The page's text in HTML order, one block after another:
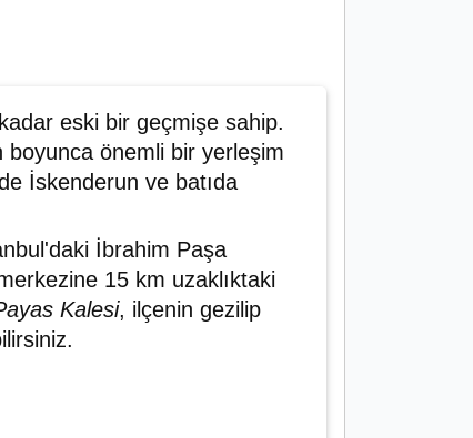
eski bir geçmişe sahip.
boyunca önemli bir yerleşim
İskenderun ve batıda
İbrahim Paşa
15 km uzaklıktaki
Kalesi, ilçenin gezilip